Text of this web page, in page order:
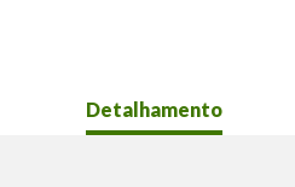
Detalhamento